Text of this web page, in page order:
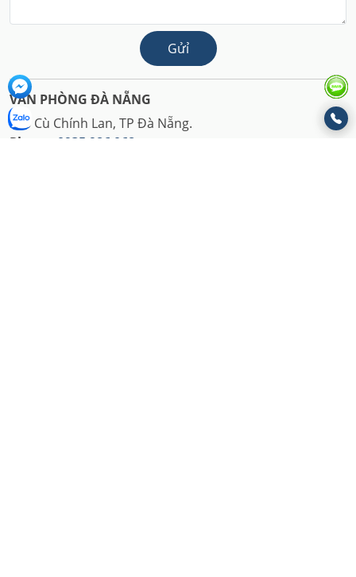
Gửỉ
VĂN PHÒNG ĐÀ NẴNG
346 Cù Chính Lan, TP Đà Nẵng.
Phone:
0935 986 068